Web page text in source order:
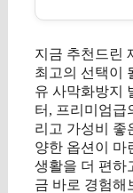
지금 추천드린
최고의 선택이
유 사막화방지
터, 프리미엄급
리고 가성비 좋
양한 옵션이 마
생활을 더 편하
금 바로 경험해